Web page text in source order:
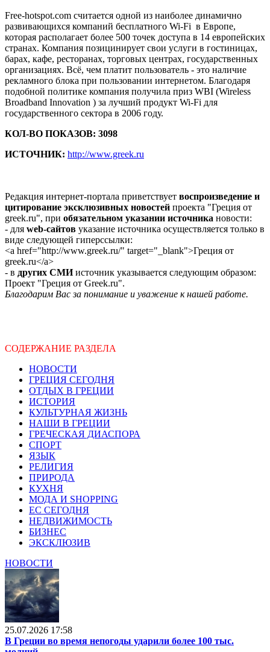
Free-hotspot.com считается одной из наиболее динамично
развивающихся компаний бесплатного Wi-Fi в Европе,
которая располагает более 500 точек доступа в 14 европейских
странах. Компания позицинирует свои услуги в гостиницах,
барах, кафе, ресторанах, торговых центрах, государственных
организациях. Всё, чем платит пользователь - это наличие
рекламного блока при пользовании интернетом. Благодаря
подобной политике компания получила приз WBI (Wireless
Broadband Innovation ) за лучший продукт Wi-Fi для
государственного сектора в 2006 году.
КОЛ-ВО ПОКАЗОВ: 3098
ИСТОЧНИК: http://www.greek.ru
Редакция интернет-портала приветствует воспроизведение и
цитирование эксклюзивных новостей проекта "Греция от
greek.ru", при обязательном указании источника новости:
- для web-сайтов указание источника осуществляется только в
виде следующей гиперссылки:
<a href="http://www.greek.ru/" target="_blank">Греция от
greek.ru</a>
- в других СМИисточник указывается следующим образом:
Проект "Греция от Greek.ru".
Благодарим Вас за понимание и уважение к нашей работе.
СОДЕРЖАНИЕ РАЗДЕЛА
НОВОСТИ
ГРЕЦИЯ СЕГОДНЯ
ОТДЫХ В ГРЕЦИИ
ИСТОРИЯ
КУЛЬТУРНАЯ ЖИЗНЬ
НАШИ В ГРЕЦИИ
ГРЕЧЕСКАЯ ДИАСПОРА
СПОРТ
ЯЗЫК
РЕЛИГИЯ
ПРИРОДА
КУХНЯ
МОДА И SHOPPING
ЕС СЕГОДНЯ
НЕДВИЖИМОСТЬ
БИЗНЕС
ЭКСКЛЮЗИВ
НОВОСТИ
25.07.2026 17:58
В Греции во время непогоды ударили более 100 тыс.